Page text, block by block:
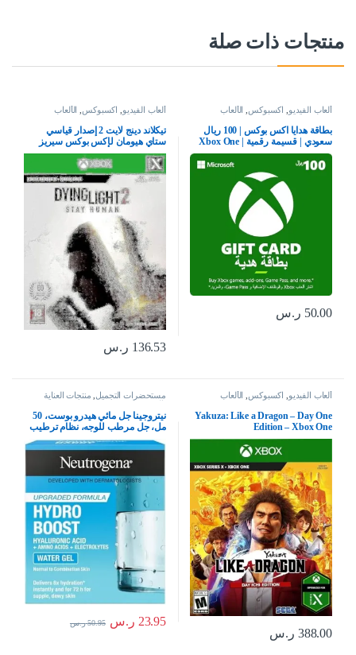
منتجات ذات صلة
ألعاب الفيديو اكسبوكس الألعاب
بطاقة هدايا اكس بوكس | 100 ريال
سعودي | قسيمة رقمية | Xbox One
سلسلة S | X وويندوز | (كود التحميل)
– حساب المملكة العربية السعودية
50.00 ر.س
ألعاب الفيديو اكسبوكس الألعاب
تيكلاند دينج لايت 2 إصدار قياسي
ستاي هيومان لإكس بوكس سيريز
إكس بوكس وان
136.53 ر.س
ألعاب الفيديو اكسبوكس الألعاب
Yakuza: Like a Dragon – Day One
Edition – Xbox One
388.00 ر.س
مستحضرات التجميل منتجات العناية
بالبشرة
نيتروجينا جل مائي هيدرو بوست، 50
مل، جل مرطب للوجه، نظام ترطيب
كامل للعناية بالبشرة مع حمض
الهيالورونيك، خفيف الوزن، غير
كوميدوغينيك، ومناسب للبشرة
الجافة – قد يختلف التغليف، من
نيوتريجينا
23.95 ر.س 50.95 ر.س